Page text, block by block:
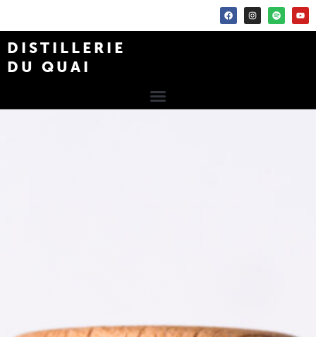
DISTILLERIE
DU QUAI